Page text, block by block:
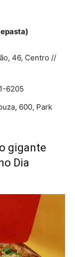
46, Centro //
6205
600, Park
gigante
Dia